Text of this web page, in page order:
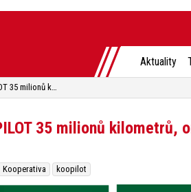
Aktuality
Řidiči najeli s aplikací KOOPILOT 35 milionů kilometrů, omezili používání telefonu za jízdy
35 milionů kilometrů,
Kooperativa koopilot